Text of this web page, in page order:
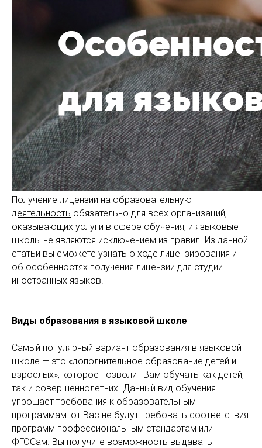
Получение лицензии на образовательную
деятельность обязательно для всех организаций,
оказывающих услуги в сфере обучения, и языковые
школы не являются исключением из правил. Из данной
статьи вы сможете узнать о ходе лицензирования и
об особенностях получения лицензии для студии
иностранных языков.
Виды образования в языковой школе
Самый популярный вариант образования в языковой
школе — это «дополнительное образование детей и
взрослых», которое позволит Вам обучать как детей,
так и совершеннолетних. Данный вид обучения
упрощает требования к образовательным
программам: от Вас не будут требовать соответствия
программ профессиональным стандартам или
ФГОСам. Вы получите возможность выдавать